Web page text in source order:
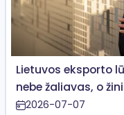
Lietuvos eksporto
nebe žaliavas, o
2026-07-07